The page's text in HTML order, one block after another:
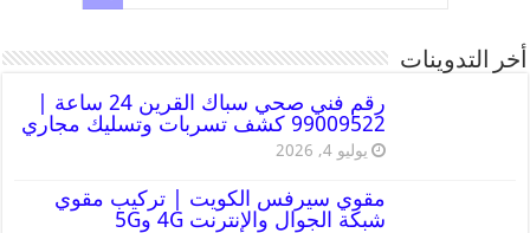
أخر التدوينات
رقم فني صحي سباك القرين 24 ساعة |
99009522 كشف تسربات وتسليك مجاري
يوليو 4, 2026
مقوي سيرفس الكويت | تركيب مقوي
شبكة الجوال والإنترنت 4G و5G